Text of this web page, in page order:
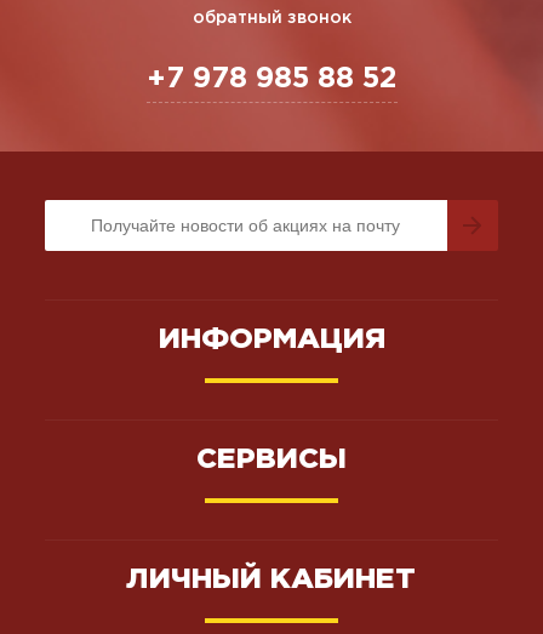
обратный звонок
+7 978 985 88 52
ИНФОРМАЦИЯ
СЕРВИСЫ
ЛИЧНЫЙ КАБИНЕТ